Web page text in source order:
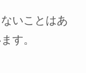
いことはあ
す。